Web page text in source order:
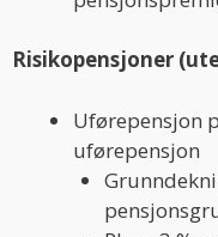
Risikopensjoner
Uførepensjon
uførepensjon